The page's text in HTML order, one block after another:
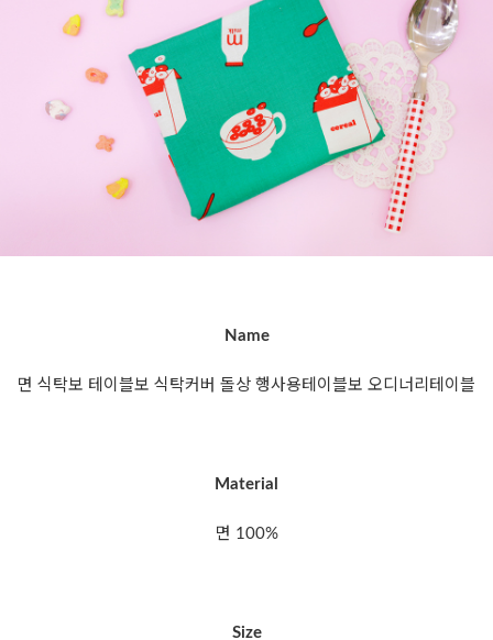
Name
면 식탁보 테이블보 식탁커버 돌상 행사용테이블보 오디너리테이블
Material
면 100%
Size